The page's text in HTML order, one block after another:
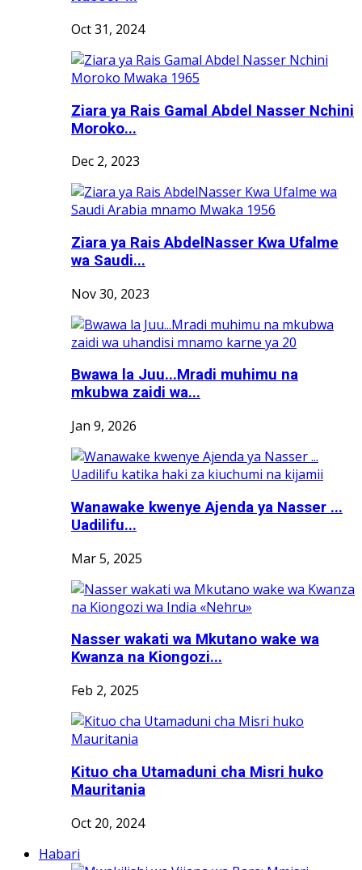
Oct 31, 2024
Ziara ya Rais Gamal Abdel Nasser Nchini
Moroko...
Dec 2, 2023
Ziara ya Rais AbdelNasser Kwa Ufalme
wa Saudi...
Nov 30, 2023
Bwawa la Juu...Mradi muhimu na
mkubwa zaidi wa...
Jan 9, 2026
Wanawake kwenye Ajenda ya Nasser ...
Uadilifu...
Mar 5, 2025
Nasser wakati wa Mkutano wake wa
Kwanza na Kiongozi...
Feb 2, 2025
Kituo cha Utamaduni cha Misri huko
Mauritania
Oct 20, 2024
Habari